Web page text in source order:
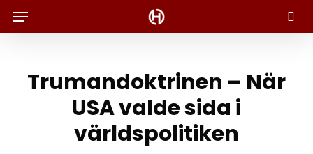
Sök
Menu
Trumandoktrinen – När
USA valde sida i
världspolitiken